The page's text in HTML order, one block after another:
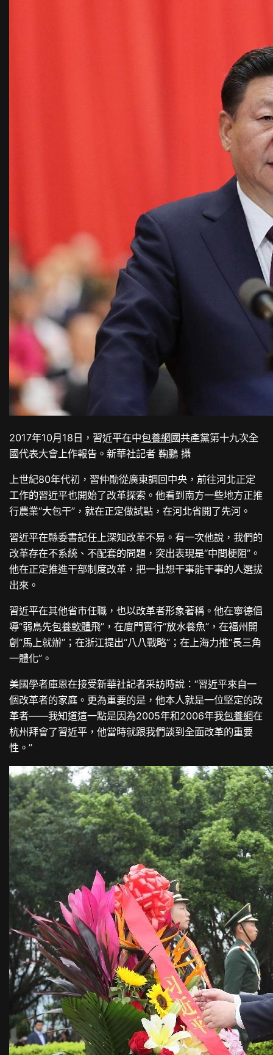
2017年10月18日，習近平在中包養網國共產黨第十九次全
國代表大會上作報告。新華社記者 鞠鵬 攝
上世紀80年代初，習仲勛從廣東調回中央，前往河北正定
工作的習近平也開始了改革探索。他看到南方一些地方正推
行農業“大包干”，就在正定做試點，在河北省開了先河。
習近平在縣委書記任上深知改革不易。有一次他說，我們的
改革存在不系統、不配套的問題，突出表現是“中間梗阻”。
他在正定推進干部制度改革，把一批想干事能干事的人選拔
出來。
習近平在其他省市任職，也以改革者形象著稱。他在寧德倡
導“弱鳥先包養軟體飛”，在廈門實行“放水養魚”，在福州開
創“馬上就辦”；在浙江提出“八八戰略”；在上海力推“長三角
一體化”。
美國學者庫恩在接受新華社記者采訪時說：“習近平來自一
個改革者的家庭。更為重要的是，他本人就是一位堅定的改
革者——我知道這一點是因為2005年和2006年我包養網在
杭州拜會了習近平，他當時就跟我們談到全面改革的重要
性。”